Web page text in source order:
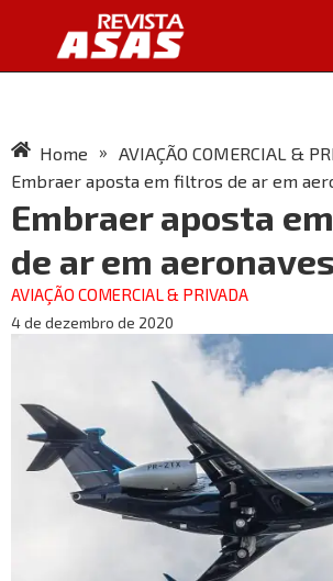
Home » AVIAÇÃO COMERCIAL &
Embraer aposta em filtros de ar em
Embraer aposta
de ar em aeronaves
AVIAÇÃO COMERCIAL & PRIVADA
4 de dezembro de 2020